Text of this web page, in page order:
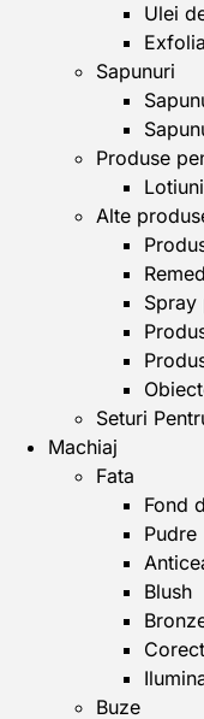
Ulei
Sapunuri
Produse
Alte
Spray
Seturi
Machiaj
Fata
Fond
Pudre
Blush
Buze